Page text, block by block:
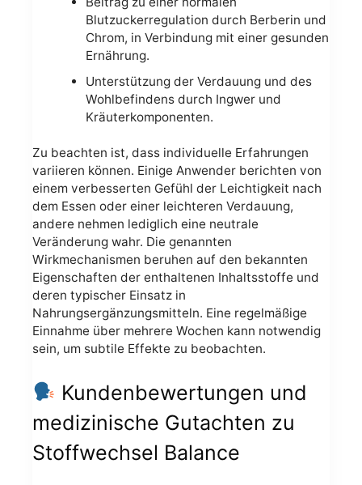
Blutzuckerregulation durch Berberin und
Chrom, in Verbindung mit einer gesunden
Ernährung.
Unterstützung der Verdauung und des
Wohlbefindens durch Ingwer und
Kräuterkomponenten.
Zu beachten ist, dass individuelle Erfahrungen
variieren können. Einige Anwender berichten von
einem verbesserten Gefühl der Leichtigkeit nach
dem Essen oder einer leichteren Verdauung,
andere nehmen lediglich eine neutrale
Veränderung wahr. Die genannten
Wirkmechanismen beruhen auf den bekannten
Eigenschaften der enthaltenen Inhaltsstoffe und
deren typischer Einsatz in
Nahrungsergänzungsmitteln. Eine regelmäßige
Einnahme über mehrere Wochen kann notwendig
sein, um subtile Effekte zu beobachten.
Kundenbewertungen und
medizinische Gutachten zu
Stoffwechsel Balance